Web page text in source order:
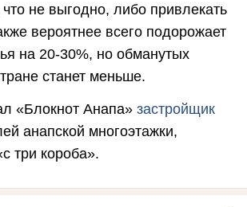
не выгодно, либо привлекать
вероятнее всего подорожает
на 20-30%, но обманутых
станет меньше.
«Блокнот Анапа» застройщик
анапской многоэтажки,
три короба».